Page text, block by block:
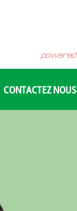
CONTACTEZ NOUS